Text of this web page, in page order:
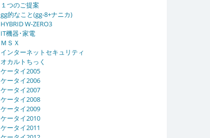
１つのご提案
gg的なこと(gg-8+ナニカ)
HYBRID W-ZERO3
IT機器･家電
ＭＳＸ
インターネットセキュリティ
オカルトちっく
ケータイ2005
ケータイ2006
ケータイ2007
ケータイ2008
ケータイ2009
ケータイ2010
ケータイ2011